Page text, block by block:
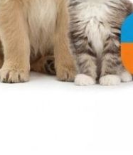
swojego